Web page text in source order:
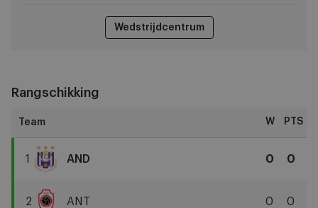
Wedstrijdcentrum
Rangschikking
W PTS
1
Anderlecht
AND 0 0
2
ANT 0 0